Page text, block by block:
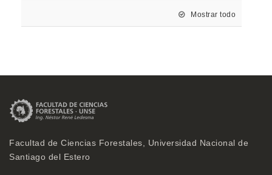
Mostrar todo
Facultad de Ciencias Forestales, Universidad Nacional de
Santiago del Estero